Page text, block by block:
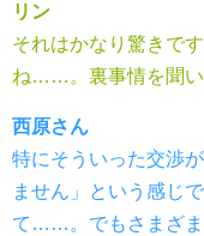
リン
それはかなり驚きで
ね……。裏事情を聞い
西原さん
特にそういった交渉
ません」という感じ
て……。でもさまざま